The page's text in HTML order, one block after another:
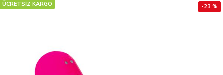
ÜCRETSİZ KARGO -23 %